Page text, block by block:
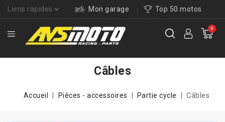
Liens rapides Mon garage Top 50 motos
0
Câbles
Accueil Pièces - accessoires Partie cycle Câbles